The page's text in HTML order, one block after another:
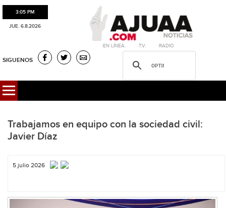
3:05 PM
JUE. 6.8.2026
·EN LÍNEA. ·T.V. ·RADIO
SIGUENOS
Trabajamos en equipo con la sociedad civil:
Javier Díaz
5 julio 2026